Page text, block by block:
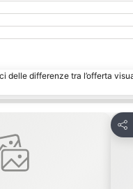
delle differenze tra l’offerta